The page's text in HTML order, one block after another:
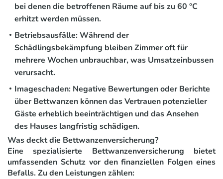
bei denen die betroffenen Räume auf bis zu 60 °C
erhitzt werden müssen.
Betriebsausfälle:Während der
Schädlingsbekämpfung bleiben Zimmer oft für
mehrere Wochen unbrauchbar, was Umsatzeinbussen
verursacht.
Imageschaden: Negative Bewertungen oder Berichte
über Bettwanzen können das Vertrauen potenzieller
Gäste erheblich beeinträchtigen und das Ansehen
des Hauses langfristig schädigen.
Was deckt die Bettwanzenversicherung?
Eine spezialisierte Bettwanzenversicherung bietet
umfassenden Schutz vor den finanziellen Folgen eines
Befalls. Zu den Leistungen zählen: